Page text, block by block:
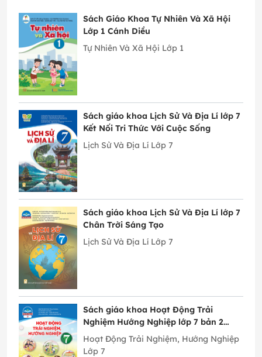
Sách Giáo Khoa Tự Nhiên Và Xã Hội
Lớp 1 Cánh Diều
Tự Nhiên Và Xã Hội Lớp 1
Sách giáo khoa Lịch Sử Và Địa Lí lớp 7
Kết Nối Tri Thức Với Cuộc Sống
Lịch Sử Và Địa Lí Lớp 7
Sách giáo khoa Lịch Sử Và Địa Lí lớp 7
Chân Trời Sáng Tạo
Lịch Sử Và Địa Lí Lớp 7
Sách giáo khoa Hoạt Động Trải
Nghiệm Hướng Nghiệp lớp 7 bản 2
Chân Trời Sáng Tạo
Hoạt Động Trải Nghiệm, Hướng Nghiệp
Lớp 7